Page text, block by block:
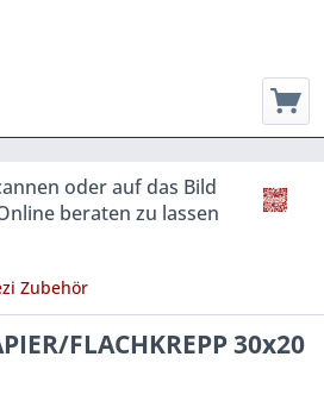
oder auf das Bild
beraten zu lassen
Zubehör
FLACHKREPP 30x20